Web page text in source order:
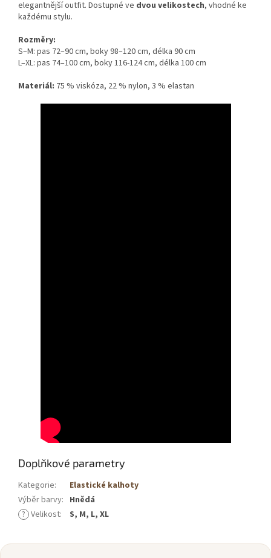
elegantnější outfit. Dostupné ve dvou velikostech, vhodné ke
každému stylu.
Rozměry:
S–M: pas 72–90 cm, boky 98–120 cm, délka 90 cm
L–XL: pas 74–100 cm, boky 116-124 cm, délka 100 cm
Materiál: 75 % viskóza, 22 % nylon, 3 % elastan
Doplňkové parametry
Kategorie:
Elastické kalhoty
Výběr barvy: Hnědá
? Velikost: S, M, L, XL
Z